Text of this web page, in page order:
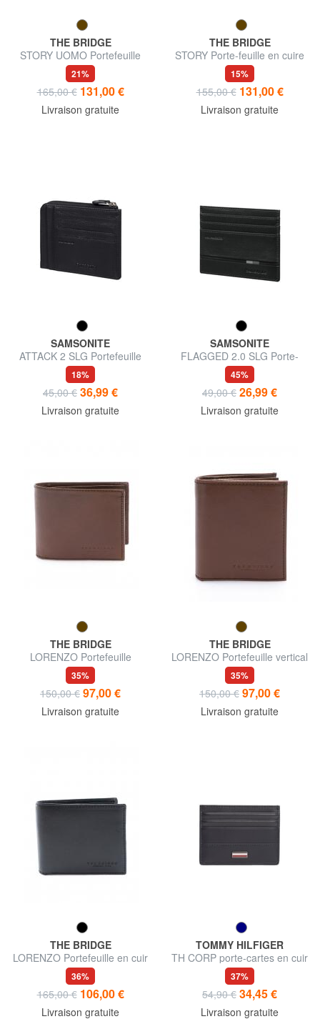
THE BRIDGE
STORY UOMO Portefeuille
pour hommes
21%
165,00 € 131,00 €
Livraison gratuite
THE BRIDGE
STORY Porte-feuille en cuire
15%
155,00 € 131,00 €
Livraison gratuite
SAMSONITE
ATTACK 2 SLG Portefeuille
plat en cuir
18%
45,00 € 36,99 €
Livraison gratuite
SAMSONITE
FLAGGED 2.0 SLG Porte-
cartes en cuir
45%
49,00 € 26,99 €
Livraison gratuite
THE BRIDGE
LORENZO Portefeuille
homme, en cuir
35%
150,00 € 97,00 €
Livraison gratuite
THE BRIDGE
LORENZO Portefeuille vertical
en cuir
35%
150,00 € 97,00 €
Livraison gratuite
THE BRIDGE
LORENZO Portefeuille en cuir
avec porte-monnaie
36%
165,00 € 106,00 €
Livraison gratuite
TOMMY HILFIGER
TH CORP porte-cartes en cuir
plat
37%
54,90 € 34,45 €
Livraison gratuite